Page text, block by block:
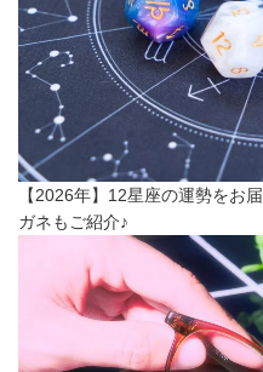
【2026年】12星座の運勢をお
ガネもご紹介♪